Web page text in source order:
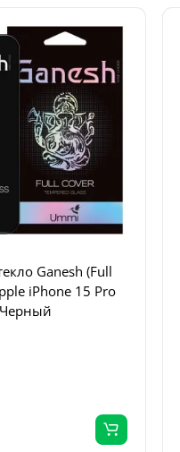
Ganesh (Full
iPhone 15 Pro